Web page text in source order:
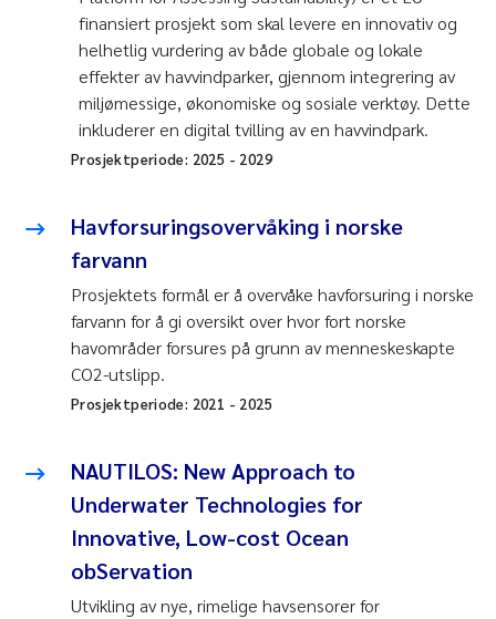
finansiert prosjekt som skal levere en innovativ og
helhetlig vurdering av både globale og lokale
effekter av havvindparker, gjennom integrering av
miljømessige, økonomiske og sosiale verktøy. Dette
inkluderer en digital tvilling av en havvindpark.
Prosjektperiode: 2025 - 2029
Havforsuringsovervåking i norske
farvann
Prosjektets formål er å overvåke havforsuring i norske
farvann for å gi oversikt over hvor fort norske
havområder forsures på grunn av menneskeskapte
CO2-utslipp.
Prosjektperiode: 2021 - 2025
NAUTILOS: New Approach to
Underwater Technologies for
Innovative, Low-cost Ocean
obServation
Utvikling av nye, rimelige havsensorer for